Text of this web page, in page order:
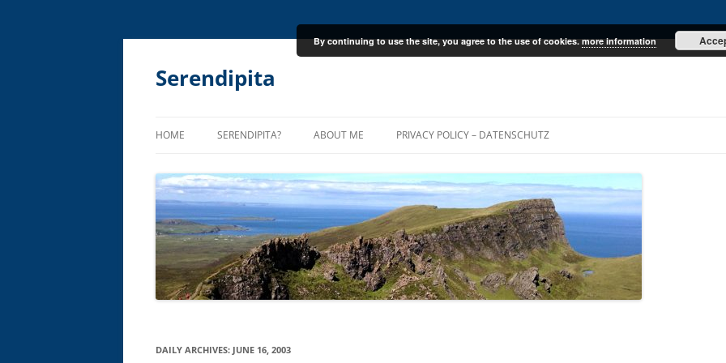
Skip
Serendipita
HOME SERENDIPITA? ABOUT ME PRIVACY POLICY – DATENSCHUTZ
DAILY ARCHIVES: JUNE 16, 2003
By continuing to use the site, you agree to the use of cookies.more information